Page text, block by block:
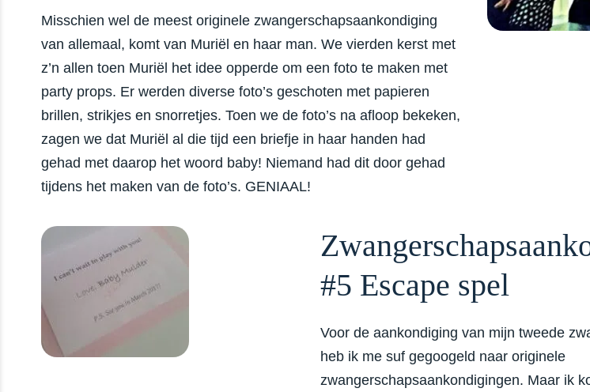
Misschien wel de meest originele zwangerschapsaankondiging
van allemaal, komt van Muriël en haar man. We vierden kerst met
z’n allen toen Muriël het idee opperde om een foto te maken met
party props. Er werden diverse foto’s geschoten met papieren
brillen, strikjes en snorretjes. Toen we de foto’s na afloop bekeken,
zagen we dat Muriël al die tijd een briefje in haar handen had
gehad met daarop het woord baby! Niemand had dit door gehad
tijdens het maken van de foto’s. GENIAAL!
#5 Escape spel
Voor de aankondiging van mijn tweede
heb ik me suf gegoogeld naar originele
zwangerschapsaankondigingen. Maar ik